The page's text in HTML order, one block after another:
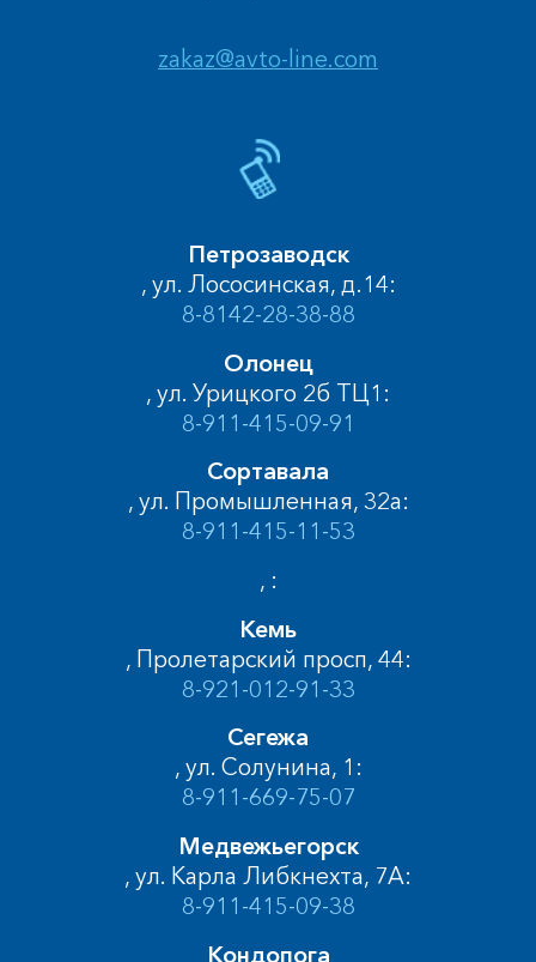
zakaz@avto-line.com
Петрозаводск
, ул. Лососинская, д.14:
8-8142-28-38-88
Олонец
, ул. Урицкого 2б ТЦ1:
8-911-415-09-91
Сортавала
, ул. Промышленная, 32а:
8-911-415-11-53
, :
Кемь
, Пролетарский просп, 44:
8-921-012-91-33
Сегежа
, ул. Солунина, 1:
8-911-669-75-07
Медвежьегорск
, ул. Карла Либкнехта, 7А:
8-911-415-09-38
Кондопога